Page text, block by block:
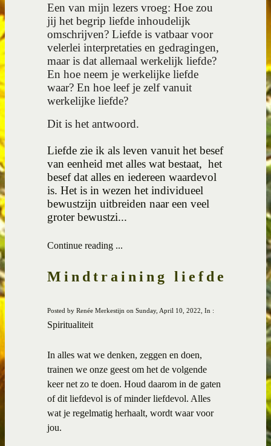
Een van mijn lezers vroeg: Hoe zou
jij het begrip liefde inhoudelijk
omschrijven? Liefde is vatbaar voor
velerlei interpretaties en gedragingen,
maar is dat allemaal werkelijk liefde?
En hoe neem je werkelijke liefde
waar? En hoe leef je zelf vanuit
werkelijke liefde?
Dit is het antwoord.
Liefde zie ik als leven vanuit het besef
van eenheid met alles wat bestaat, het
besef dat alles en iedereen waardevol
is. Het is in wezen het individueel
bewustzijn uitbreiden naar een veel
groter bewustzi...
Continue reading ...
Mindtraining liefde
Posted by Renée Merkestijn on Sunday, April 10, 2022, In :
Spiritualiteit
In alles wat we denken, zeggen en doen,
trainen we onze geest om het de volgende
keer net zo te doen. Houd daarom in de gaten
of dit liefdevol is of minder liefdevol. Alles
wat je regelmatig herhaalt, wordt waar voor
jou.